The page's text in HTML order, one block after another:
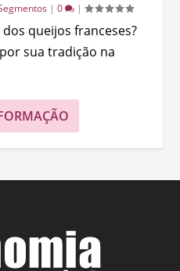
|0 |
queijos franceses?
sua tradição na